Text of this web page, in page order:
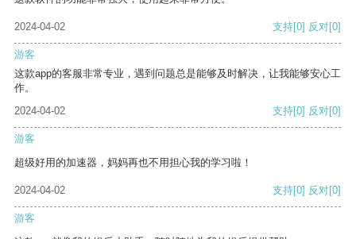
2024-04-02 支持[0] 反对[0]
游客
这款app的客服非常专业，遇到问题总是能够及时解决，让我能够安心工
作。
2024-04-02
支持[0] 反对[0]
游客
超级好用的加速器，妈妈再也不用担心我的学习啦！
2024-04-02 支持[0] 反对[0]
游客